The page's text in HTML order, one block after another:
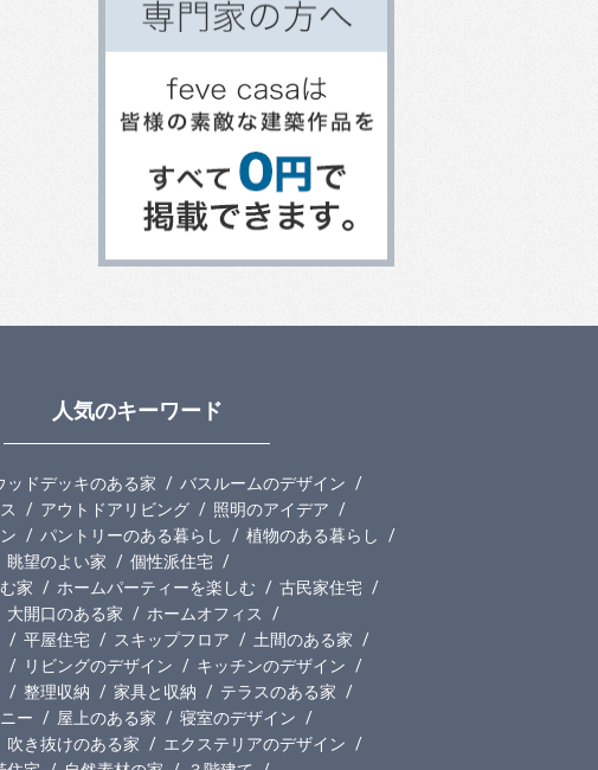
人気のキーワード
ッドデッキのある家
バスルームのデザイン
アウトドアリビング
照明のアイデア
パントリーのある暮らし
植物のある暮らし
眺望のよい家
個性派住宅
家
ホームパーティーを楽しむ
古民家住宅
大開口のある家
ホームオフィス
平屋住宅 スキップフロア
土間のある家
リビングのデザイン
キッチンのデザイン
整理収納 家具と収納
テラスのある家
ー
屋上のある家
寝室のデザイン
吹き抜けのある家
エクステリアのデザイン